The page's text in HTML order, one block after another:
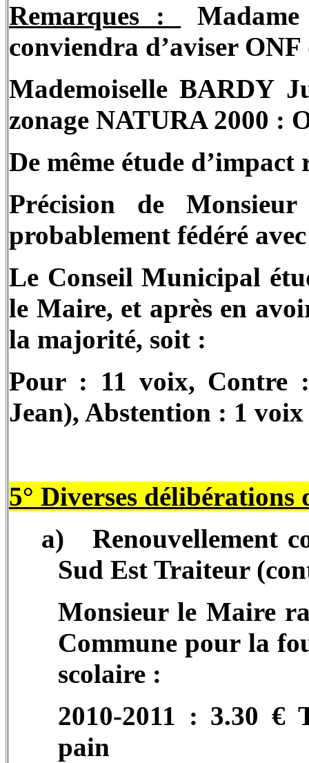
Remarques :
conviendra d’aviser
Mademoiselle BARDY
zonage NATURA 2000 :
De même étude d’impact
Précision de
probablement fédéré
Le Conseil Municipal
le Maire, et après en
la majorité, soit :
Pour : 11 voix, Contre
Jean), Abstention : 1
5° Diverses délibérations
a)
Renouvellement
Sud Est Traiteur
Monsieur le Maire
Commune pour la
scolaire :
2010-2011 : 3.30
pain